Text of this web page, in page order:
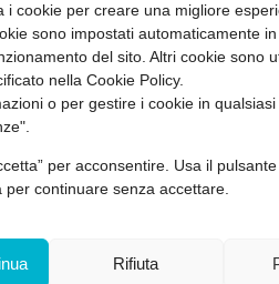
i cookie per creare una migliore
sono impostati automaticamente
del sito. Altri cookie sono
nella Cookie Policy.
o per gestire i cookie in
per acconsentire. Usa il pulsante
continuare senza accettare.
Rifiuta
gru a torre (sia rotazione in alto
accordo Stato Regioni
specifica abilitazione degli
Il Corso di formazione per
di formazione che si
solo in aula), affrontano i temi
è quella concernente le
deve essere
poter, sulla base delle
in alto che in basso, secondo